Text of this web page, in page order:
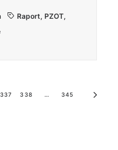
Raport, PZOT,
337 338 … 345